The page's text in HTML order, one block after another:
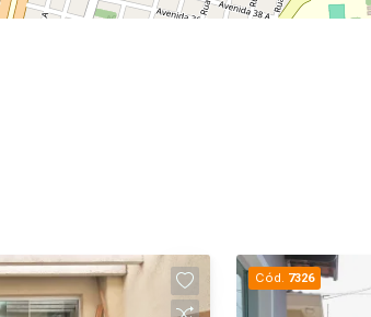
Cód. 7326